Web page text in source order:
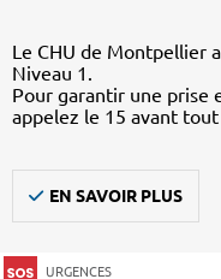
Le CHU de Montpellier
Niveau 1.
Pour garantir une prise
appelez le 15 avant
EN SAVOIR PLUS
URGENCES